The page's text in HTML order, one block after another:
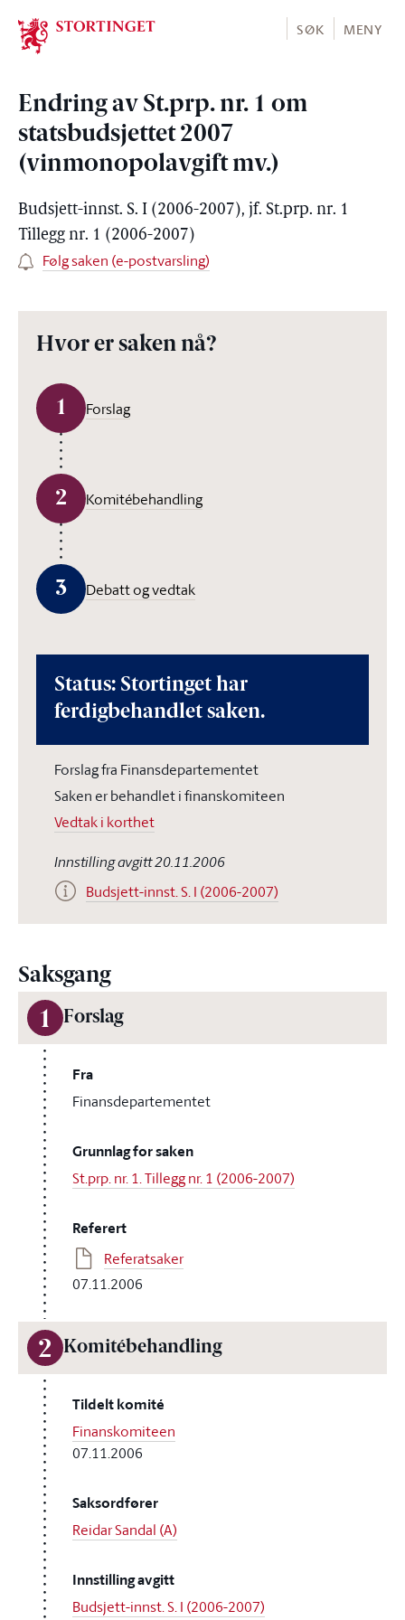
Stortinget.no
SØK MENY
Endring av St.prp. nr. 1 om
statsbudsjettet 2007
(vinmonopolavgift mv.)
Budsjett-innst. S. I (2006-2007), jf. St.prp. nr. 1
Tillegg nr. 1 (2006-2007)
Følg saken (e-postvarsling)
Hvor er saken nå?
1 Forslag
2 Komitébehandling
3 Debatt og vedtak
Status: Stortinget har
ferdigbehandlet saken.
Forslag fra Finansdepartementet
Saken er behandlet i finanskomiteen
Vedtak i korthet
Innstilling avgitt 20.11.2006
Budsjett-innst. S. I (2006-2007)
Saksgang
1 Forslag
Fra
Finansdepartementet
Grunnlag for saken
St.prp. nr. 1. Tillegg nr. 1 (2006-2007)
Referert
Referatsaker
07.11.2006
2 Komitébehandling
Tildelt komité
Finanskomiteen
07.11.2006
Saksordfører
Reidar Sandal (A)
Innstilling avgitt
Budsjett-innst. S. I (2006-2007)